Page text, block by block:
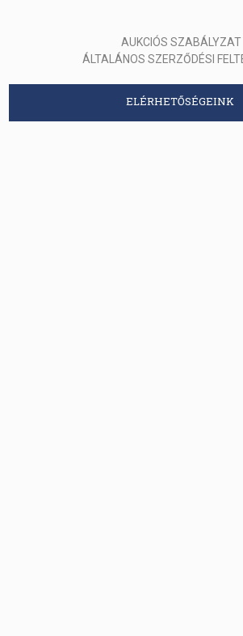
AUKCIÓS SZABÁLYZAT
ÁLTALÁNOS SZERZŐDÉSI
ELÉRHETŐSÉGEINK